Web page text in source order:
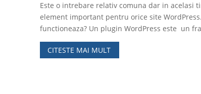
Este o intrebare relativ comuna dar in acelasi
element important pentru orice site
functioneaza? Un plugin WordPress este un
CITESTE MAI MULT